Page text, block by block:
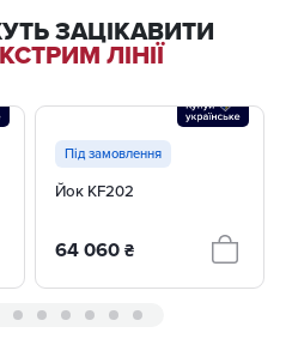
ЗАЦІКАВИТИ
ЛІНІЇ
Під замовлення
Йок KF202
64 060 ₴